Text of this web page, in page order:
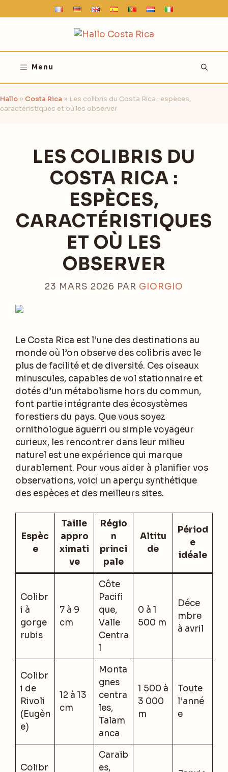
au
Menu
Hallo » Costa Rica » Les colibris du Costa Rica : espèces,
caractéristiques et où les observer
LES COLIBRIS DU
COSTA RICA :
ESPÈCES,
CARACTÉRISTIQUES
ET OÙ LES
OBSERVER
23 MARS 2026 PAR GIORGIO
Le Costa Rica est l’une des destinations au
monde où l’on observe des colibris avec le
plus de facilité et de diversité. Ces oiseaux
minuscules, capables de vol stationnaire et
dotés d’un métabolisme hors du commun,
font partie intégrante des écosystèmes
forestiers du pays. Que vous soyez
ornithologue aguerri ou simple voyageur
curieux, les rencontrer dans leur milieu
naturel est une expérience qui marque
durablement. Pour vous aider à planifier vos
observations, voici un aperçu synthétique
des espèces et des meilleurs sites.
Espèc
e
Taille
appro
ximati
ve
Régio
n
princi
pale
Altitu
de
Périod
e
idéale
Colibr
i à
gorge
rubis
7 à 9
cm
Côte
Pacifi
que,
Valle
Centra
l
0 à 1
500 m
Déce
mbre
à avril
Colibr
i de
Rivoli
(Eugèn
e)
12 à 13
cm
Monta
gnes
centra
les,
Talam
anca
1 500 à
3 000
m
Toute
l’anné
e
Colibr
Caraïb
es,